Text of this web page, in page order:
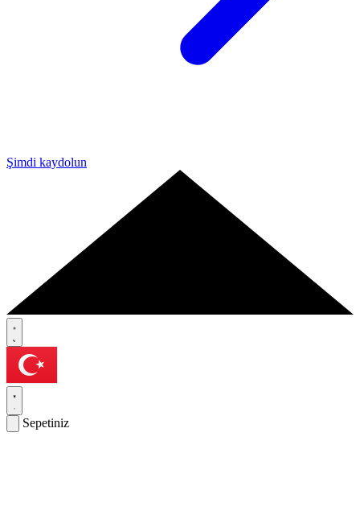
Şimdi kaydolun
Sepetiniz